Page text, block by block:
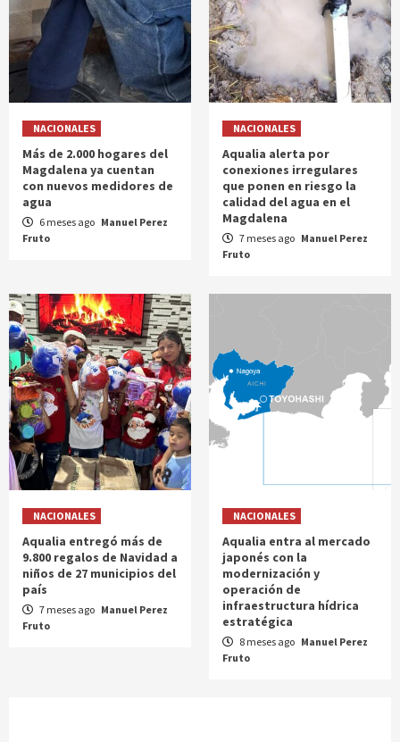
NACIONALES
Más de 2.000 hogares del
Magdalena ya cuentan
con nuevos medidores de
agua
6 meses ago Manuel Perez
Fruto
NACIONALES
Aqualia alerta por
conexiones irregulares
que ponen en riesgo la
calidad del agua en el
Magdalena
7 meses ago Manuel Perez
Fruto
NACIONALES
Aqualia entregó más de
9.800 regalos de Navidad a
niños de 27 municipios del
país
7 meses ago Manuel Perez
Fruto
NACIONALES
Aqualia entra al mercado
japonés con la
modernización y
operación de
infraestructura hídrica
estratégica
8 meses ago Manuel Perez
Fruto